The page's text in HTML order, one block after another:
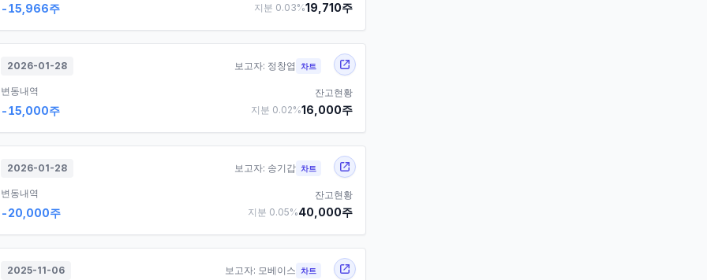
-15,966주
지분 0.03%19,710주
2026-01-28 보고자: 정창엽 차트
변동내역
-15,000주
잔고현황
지분 0.02%16,000주
2026-01-28 보고자: 송기갑 차트
변동내역
-20,000주
잔고현황
지분 0.05%40,000주
2025-11-06 보고자: 모베이스 차트